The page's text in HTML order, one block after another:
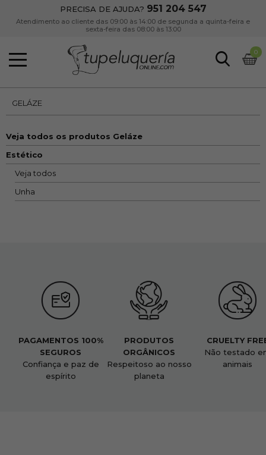
PRECISA DE AJUDA? 951 204 547
Atendimento ao cliente das 09:00 às 14:00 de segunda a quinta-feira e
sexta-feira das 08:00 às 13:00
0
GELÁZE
Veja todos os produtos Geláze
Estético
Veja todos
Unha
PAGAMENTOS 100%
SEGUROS
Confiança e paz de
espírito
PRODUTOS
ORGÂNICOS
Respeitoso ao nosso
planeta
CRUELTY
Não testado
animais